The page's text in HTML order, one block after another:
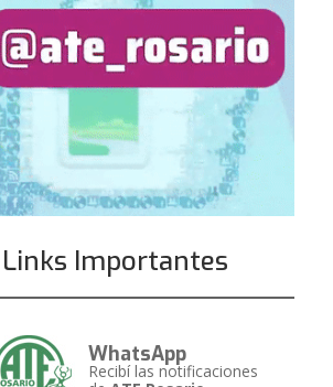
Importantes
WhatsApp
Recibí las notificaciones